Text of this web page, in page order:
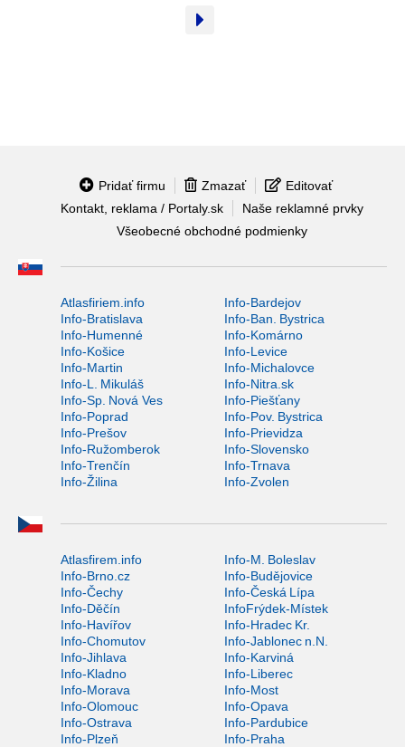
Pridať firmu Zmazať
Editovať
Kontakt, reklama / Portaly.sk
Naše reklamné prvky
Všeobecné obchodné podmienky
Atlasfiriem.info
Info-Bardejov
Info-Bratislava
Info-Ban. Bystrica
Info-Humenné
Info-Komárno
Info-Košice
Info-Levice
Info-Martin
Info-Michalovce
Info-L. Mikuláš
Info-Nitra.sk
Info-Sp. Nová Ves
Info-Piešťany
Info-Poprad
Info-Pov. Bystrica
Info-Prešov
Info-Prievidza
Info-Ružomberok
Info-Slovensko
Info-Trenčín
Info-Trnava
Info-Žilina
Info-Zvolen
Atlasfirem.info
Info-M. Boleslav
Info-Brno.cz
Info-Budějovice
Info-Čechy
Info-Česká Lípa
Info-Děčín
InfoFrýdek-Místek
Info-Havířov
Info-Hradec Kr.
Info-Chomutov
Info-Jablonec n.N.
Info-Jihlava
Info-Karviná
Info-Kladno
Info-Liberec
Info-Morava
Info-Most
Info-Olomouc
Info-Opava
Info-Ostrava
Info-Pardubice
Info-Plzeň
Info-Praha